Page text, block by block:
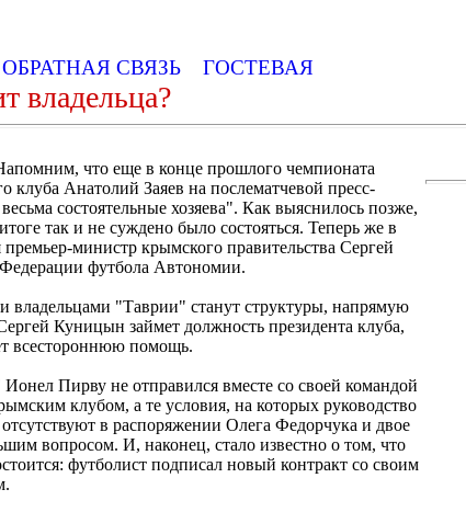
ОБРАТНАЯ СВЯЗЬ ГОСТЕВАЯ
владельца?
что еще в конце прошлого чемпионата
клуба Анатолий Заяев на послематчевой пресс-
состоятельные хозяева". Как выяснилось позже,
так и не суждено было состояться. Теперь же в
министр крымского правительства Сергей
футбола Автономии.
владельцами "Таврии" станут структуры, напрямую
Куницын займет должность президента клуба,
всестороннюю помощь.
Пирву не отправился вместе со своей командой
клубом, а те условия, на которых руководство
в распоряжении Олега Федорчука и двое
вопросом. И, наконец, стало известно о том, что
футболист подписал новый контракт со своим